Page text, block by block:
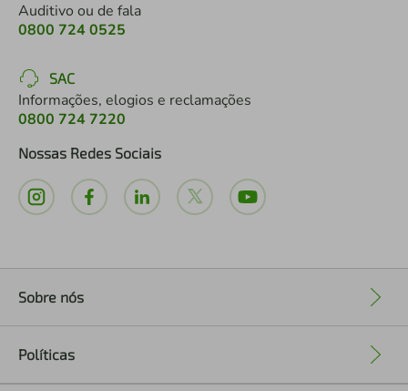
Auditivo ou de fala
0800 724 0525
SAC
Informações, elogios e reclamações
0800 724 7220
Nossas Redes Sociais
Sobre nós
Políticas